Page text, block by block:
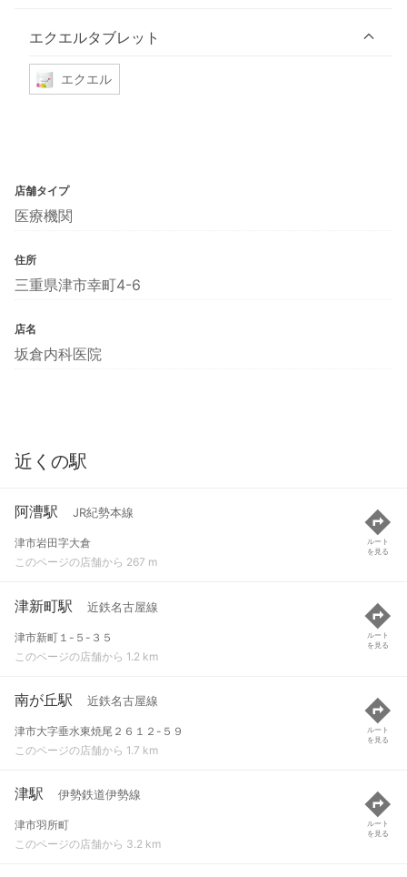
エクエルタブレット
エクエル
店舗タイプ
医療機関
住所
三重県津市幸町4-6
店名
坂倉内科医院
近くの駅
阿漕駅 JR紀勢本線
津市岩田字大倉
このページの店舗から 267 m
ルート
を見る
津新町駅 近鉄名古屋線
津市新町１-５-３５
このページの店舗から 1.2 km
ルート
を見る
南が丘駅 近鉄名古屋線
津市大字垂水東焼尾２６１２-５９
このページの店舗から 1.7 km
ルート
を見る
津駅 伊勢鉄道伊勢線
津市羽所町
このページの店舗から 3.2 km
ルート
を見る